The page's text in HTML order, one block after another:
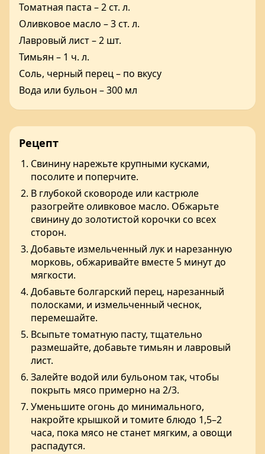
Томатная паста – 2 ст. л.
Оливковое масло – 3 ст. л.
Лавровый лист – 2 шт.
Тимьян – 1 ч. л.
Соль, черный перец – по вкусу
Вода или бульон – 300 мл
Рецепт
Свинину нарежьте крупными кусками,
посолите и поперчите.
В глубокой сковороде или кастрюле
разогрейте оливковое масло. Обжарьте
свинину до золотистой корочки со всех
сторон.
Добавьте измельченный лук и нарезанную
морковь, обжаривайте вместе 5 минут до
мягкости.
Добавьте болгарский перец, нарезанный
полосками, и измельченный чеснок,
перемешайте.
Всыпьте томатную пасту, тщательно
размешайте, добавьте тимьян и лавровый
лист.
Залейте водой или бульоном так, чтобы
покрыть мясо примерно на 2/3.
Уменьшите огонь до минимального,
накройте крышкой и томите блюдо 1,5–2
часа, пока мясо не станет мягким, а овощи
распадутся.